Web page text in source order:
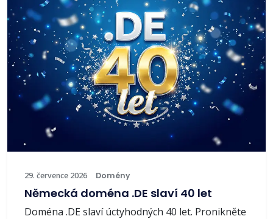
29. července 2026 Domény
Německá doména .DE slaví 40 let
Doména .DE slaví úctyhodných 40 let. Pronikněte